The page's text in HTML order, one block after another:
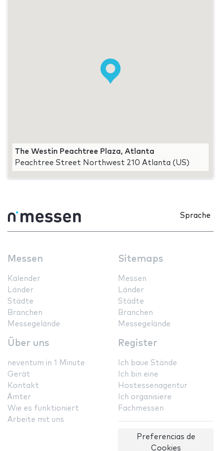
The Westin Peachtree Plaza, Atlanta
Peachtree Street Northwest 210 Atlanta (US)
Sprache
Messen
Kalender
Länder
Städte
Branchen
Messegelände
Sitemaps
Messen
Länder
Städte
Branchen
Messegelände
Über uns
neventum in 1 Minute
Gerät
Kontakt
Ämter
Wie es funktioniert
Arbeite mit uns
Register
Ich baue Stände
Ich bin eine
Hostessenagentur
Ich organisiere
Fachmessen
Preferencias de
Cookies